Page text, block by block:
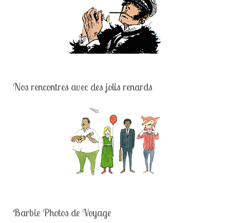
Nos rencontres avec des jolis renards
Barbie Photos de Voyage